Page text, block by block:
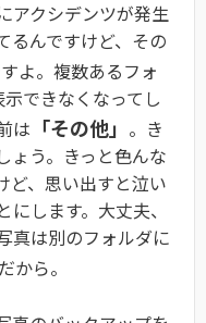
アクシデンツが発生
るんですけど、その
よ。複数あるフォ
できなくなってし
は 「その他」 。き
ょう。きっと色んな
ど、思い出すと泣い
します。大丈夫、
真は別のフォルダに
から。